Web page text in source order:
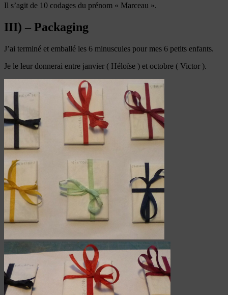
Il s’agit de 10 codages du prénom « Marceau ».
III) – Packaging
J’ai terminé et emballé les 6 minuscules pour mes 6 petits enfants.
Je le leur donnerai entre janvier ( Héloïse ) et octobre ( Victor ).